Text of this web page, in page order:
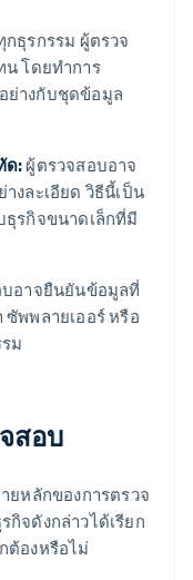
ธุรกรรม ผู้ตรวจ
น โดยทำการ
ย่างกับชุดข้อมูล
ด: ผู้ตรวจสอบอาจ
งละเอียด วิธีนี้เป็น
ธุรกิจขนาดเล็กที่มี
บอาจยืนยันข้อมูลที่
พพลายเออร์ หรือ
ม
สอบ
ยหลักของการตรวจ
จดังกล่าวได้เรียก
ต้องหรือไม่